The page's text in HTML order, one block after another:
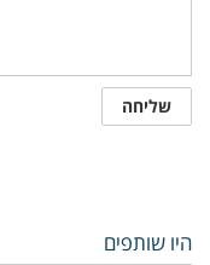
היו שותפים